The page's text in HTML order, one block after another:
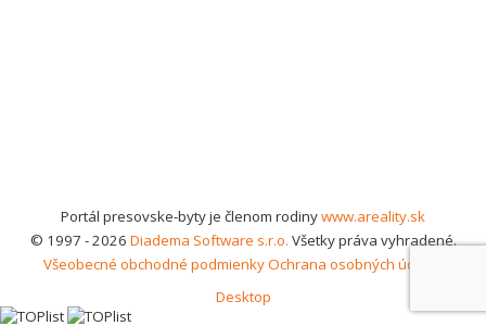
Portál presovske-byty je členom rodinywww.areality.sk
© 1997 - 2026 Diadema Software s.r.o. Všetky práva vyhradené.
Všeobecné obchodné podmienkyOchrana osobných údajov
Desktop